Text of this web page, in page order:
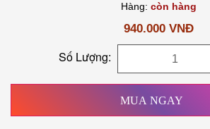
Hàng: còn hàng
940.000 VNĐ
Số Lượng:
MUA NGAY